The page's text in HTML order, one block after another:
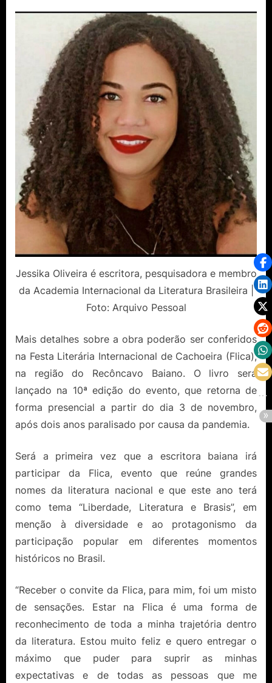
Jessika Oliveira é escritora, pesquisadora e membro
da Academia Internacional da Literatura Brasileira |
Foto: Arquivo Pessoal
Mais detalhes sobre a obra poderão ser conferidos
na Festa Literária Internacional de Cachoeira (Flica),
na região do Recôncavo Baiano. O livro será
lançado na 10ª edição do evento, que retorna de
forma presencial a partir do dia 3 de novembro,
após dois anos paralisado por causa da pandemia.
Será a primeira vez que a escritora baiana irá
participar da Flica, evento que reúne grandes
nomes da literatura nacional e que este ano terá
como tema “Liberdade, Literatura e Brasis”, em
menção à diversidade e ao protagonismo da
participação popular em diferentes momentos
históricos no Brasil.
“Receber o convite da Flica, para mim, foi um misto
de sensações. Estar na Flica é uma forma de
reconhecimento de toda a minha trajetória dentro
da literatura. Estou muito feliz e quero entregar o
máximo que puder para suprir as minhas
expectativas e de todas as pessoas que me